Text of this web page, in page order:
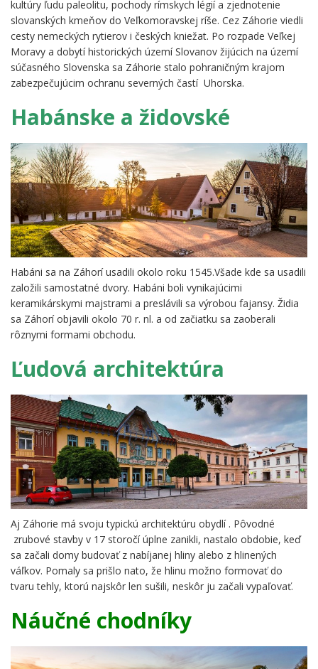
kultúry ľudu paleolitu, pochody rímskych légií a zjednotenie
slovanských kmeňov do Veľkomoravskej ríše. Cez Záhorie viedli
cesty nemeckých rytierov i českých kniežat. Po rozpade Veľkej
Moravy a dobytí historických území Slovanov žijúcich na území
súčasného Slovenska sa Záhorie stalo pohraničným krajom
zabezpečujúcim ochranu severných častí Uhorska.
Habánske a židovské
Habáni sa na Záhorí usadili okolo roku 1545.Všade kde sa usadili
založili samostatné dvory. Habáni boli vynikajúcimi
keramikárskymi majstrami a preslávili sa výrobou fajansy. Židia
sa Záhorí objavili okolo 70 r. nl. a od začiatku sa zaoberali
rôznymi formami obchodu.
Ľudová architektúra
Aj Záhorie má svoju typickú architektúru obydlí . Pôvodné
zrubové stavby v 17 storočí úplne zanikli, nastalo obdobie, keď
sa začali domy budovať z nabíjanej hliny alebo z hlinených
váľkov. Pomaly sa prišlo nato, že hlinu možno formovať do
tvaru tehly, ktorú najskôr len sušili, neskôr ju začali vypaľovať.
Náučné chodníky